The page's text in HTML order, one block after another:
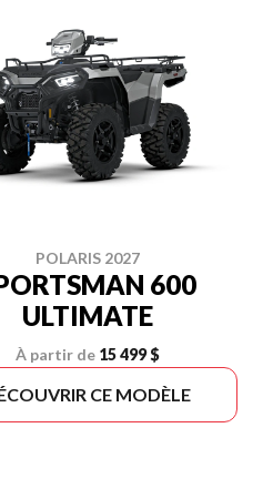
POLARIS 2027
600
ULTIMATE
À partir de 15 499 $
CE MODÈLE